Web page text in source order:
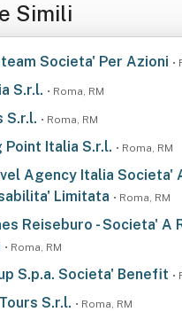
Simili
Societa' Per Azioni •
S.r.l. • Roma, RM
S.r.l. • Roma, RM
Point Italia S.r.l. • Roma, RM
Agency Italia Societa'
Limitata • Roma, RM
Reiseburo - Societa' A
• Roma, RM
S.p.a. Societa' Benefit •
S.r.l. • Roma, RM